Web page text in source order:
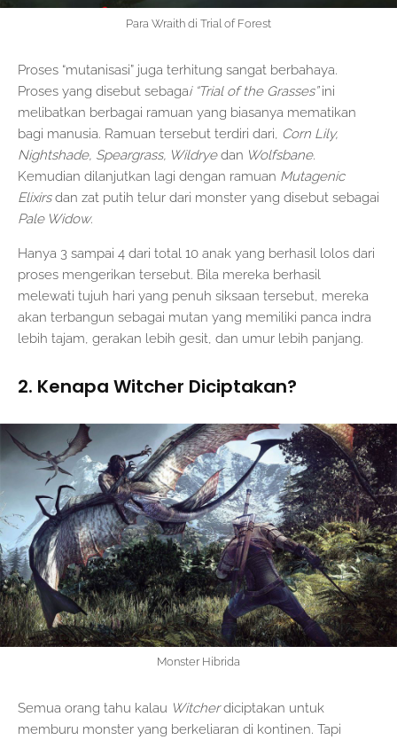
Para Wraith di Trial of Forest
Proses “mutanisasi” juga terhitung sangat berbahaya.
Proses yang disebut sebagai “Trial of the Grasses”ini
melibatkan berbagai ramuan yang biasanya mematikan
bagi manusia. Ramuan tersebut terdiri dari, Corn Lily,
Nightshade, Speargrass, Wildryedan Wolfsbane.
Kemudian dilanjutkan lagi dengan ramuan Mutagenic
Elixirsdan zat putih telur dari monster yang disebut sebagai
Pale Widow.
Hanya 3 sampai 4 dari total 10 anak yang berhasil lolos dari
proses mengerikan tersebut. Bila mereka berhasil
melewati tujuh hari yang penuh siksaan tersebut, mereka
akan terbangun sebagai mutan yang memiliki panca indra
lebih tajam, gerakan lebih gesit, dan umur lebih panjang.
2. Kenapa Witcher Diciptakan?
Monster Hibrida
Semua orang tahu kalau Witcherdiciptakan untuk
memburu monster yang berkeliaran di kontinen. Tapi